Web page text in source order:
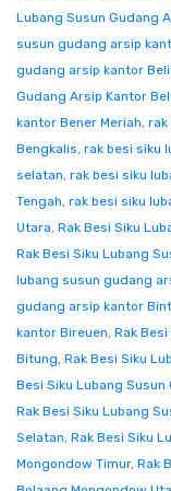
Lubang Susun Gudang
susun gudang arsip
gudang arsip kantor
Gudang Arsip Kantor
kantor Bener Meriah, rak
Bengkalis, rak besi siku
selatan, rak besi siku
Tengah, rak besi siku
Utara, Rak Besi Siku
Rak Besi Siku Lubang
lubang susun gudang
gudang arsip kantor
kantor Bireuen, Rak
Bitung, Rak Besi Siku
Besi Siku Lubang
Rak Besi Siku Lubang
Selatan, Rak Besi Siku
Mongondow Timur, Rak